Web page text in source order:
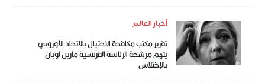
أخبار العالم
تقرير مكتب مكافحة الاحتيال بالاتحاد الأوروبي
يتهم مرشحة الرئاسة الفرنسية مارين لوبان
بالإختلاس